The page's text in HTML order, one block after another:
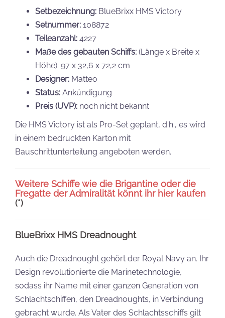
Setbezeichnung: BlueBrixx HMS Victory
Setnummer: 108872
Teileanzahl: 4227
Maße des gebauten Schiffs: (Länge x Breite x
Höhe): 97 x 32,6 x 72,2 cm
Designer: Matteo
Status: Ankündigung
Preis (UVP): noch nicht bekannt
Die HMS Victory ist als Pro-Set geplant, d.h., es wird
in einem bedruckten Karton mit
Bauschrittunterteilung angeboten werden.
Weitere Schiffe wie die Brigantine oder die
Fregatte der Admiralität könnt ihr hier kaufen
(*)
BlueBrixx HMS Dreadnought
Auch die Dreadnought gehört der Royal Navy an. Ihr
Design revolutionierte die Marinetechnologie,
sodass ihr Name mit einer ganzen Generation von
Schlachtschiffen, den Dreadnoughts, in Verbindung
gebracht wurde. Als Vater des Schlachtsschiffs gilt